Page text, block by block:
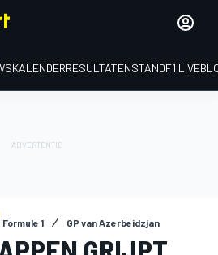
KALENDERRESULTATENSTANDF1
Formule 1 GP van Azerbeidzjan